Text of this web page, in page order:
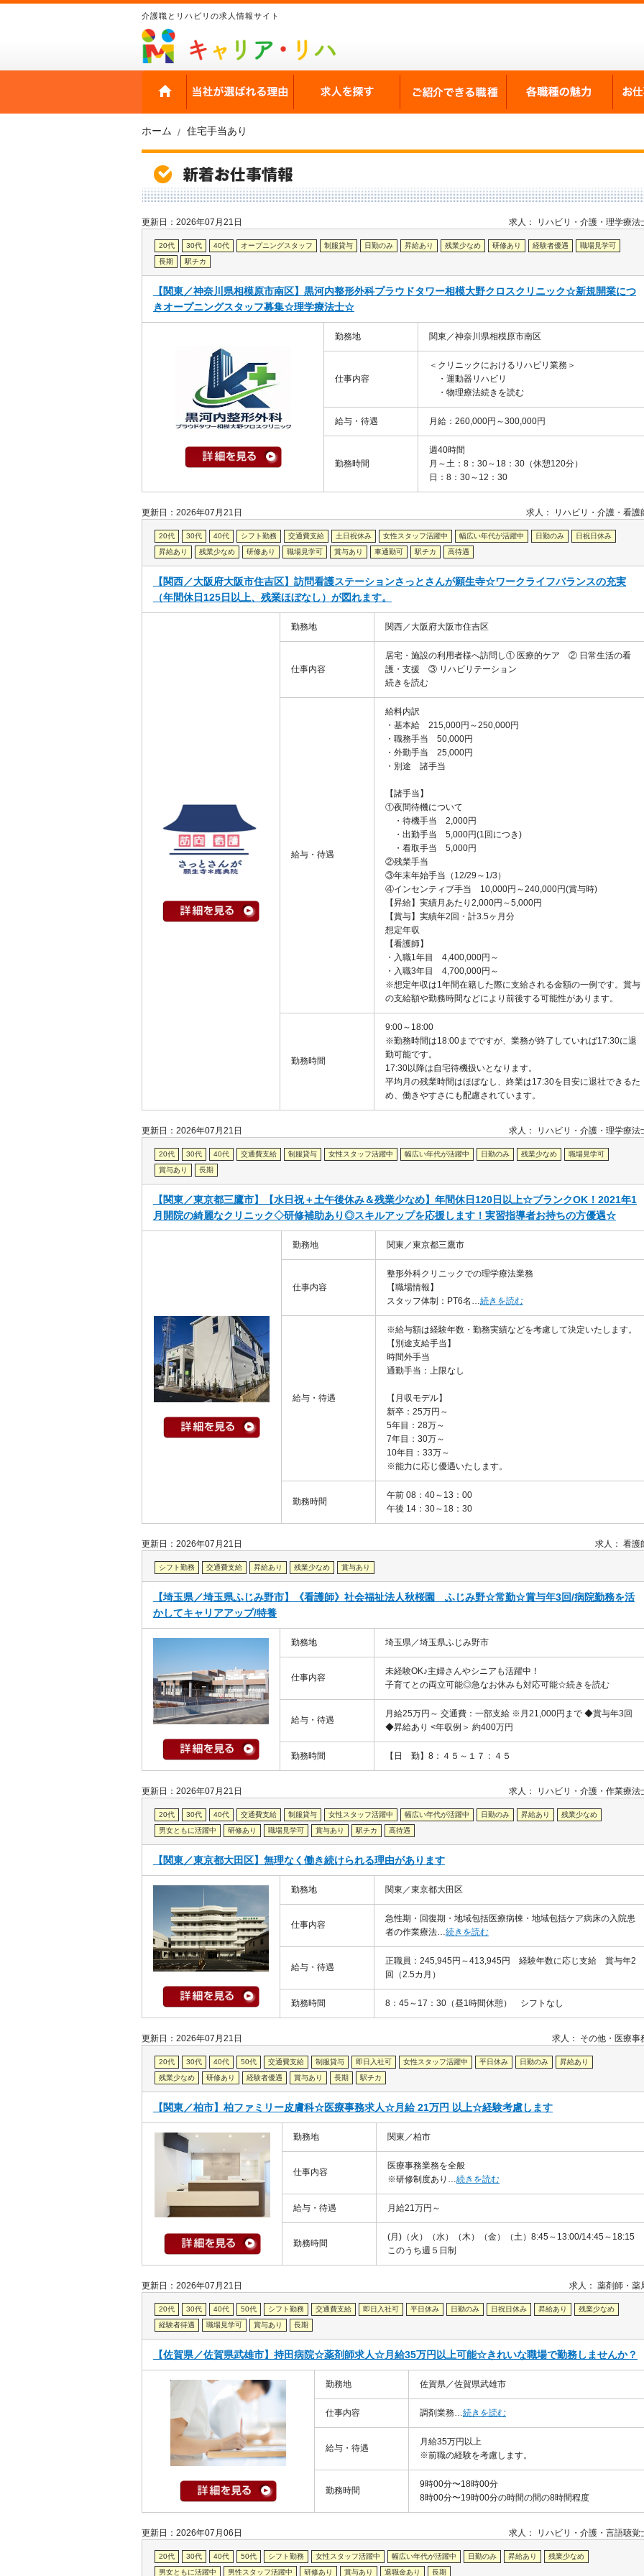
介護職とリハビリの求人情報サイト
当社が選ばれる理由 求人を探す ご紹介できる職種 各職
ホーム 住宅手当あり
更新日：2026年07月21日 求人： リハビリ・介護 理学療法
20代 30代 40代 オープニングスタッフ 制服貸与 日勤のみ 昇給あり 残業少なめ 研修あり 経験者優遇
職場見学可
長期
駅チカ
【関東／神奈川県相模原市南区】黒河内整形外科プラウドタワー相模大野クロスクリニック☆新規開業につ
きオープニングスタッフ募集☆理学療法士☆
勤務地 関東／神奈川県相模原市南区
仕事内容
＜クリニックにおけるリハビリ業務＞
・運動器リハビリ
・物理療法続きを読む
給与・待遇 月給：260,000円～300,000円
勤務時間
週40時間
月～土：8：30～18：30（休憩120分）
日：8：30～12：30
更新日：2026年07月21日 求人： リハビリ・介護 看護
20代 30代 40代 シフト勤務 交通費支給 土日祝休み 女性スタッフ活躍中 幅広い年代が活躍中 日勤のみ
日祝日休み
昇給あり
残業少なめ 研修あり 職場見学可 賞与あり 車通勤可 駅チカ 高待遇
【関西／大阪府大阪市住吉区】訪問看護ステーションさっとさんが願生寺☆ワークライフバランスの充実
（年間休日125日以上、残業ほぼなし）が図れます。
勤務地 関西／大阪府大阪市住吉区
仕事内容
居宅・施設の利用者様へ訪問し① 医療的ケア ② 日常生活の看
護・支援 ③ リハビリテーション
続きを読む
給与・待遇
給料内訳
・基本給 215,000円～250,000円
・職務手当 50,000円
・外勤手当 25,000円
・別途 諸手当
【諸手当】
①夜間待機について
・待機手当 2,000円
・出勤手当 5,000円(1回につき)
・看取手当 5,000円
②残業手当
③年末年始手当（12/29～1/3）
④インセンティブ手当 10,000円～240,000円(賞与時)
【昇給】実績月あたり2,000円～5,000円
【賞与】実績年2回・計3.5ヶ月分
想定年収
【看護師】
・入職1年目 4,400,000円～
・入職3年目 4,700,000円～
※想定年収は1年間在籍した際に支給される金額の一例です。賞与
の支給額や勤務時間などにより前後する可能性があります。
勤務時間
9:00～18:00
※勤務時間は18:00までですが、業務が終了していれば17:30に退
勤可能です。
17:30以降は自宅待機扱いとなります。
平均月の残業時間はほぼなし、終業は17:30を目安に退社できるた
め、働きやすさにも配慮されています。
更新日：2026年07月21日 求人： リハビリ・介護 理学療法
20代 30代 40代 交通費支給 制服貸与 女性スタッフ活躍中 幅広い年代が活躍中 日勤のみ 残業少なめ
職場見学可
賞与あり
長期
【関東／東京都三鷹市】【水日祝＋土午後休み＆残業少なめ】年間休日120日以上☆ブランクOK！2021年1
月開院の綺麗なクリニック◇研修補助あり◎スキルアップを応援します！実習指導者お持ちの方優遇☆
勤務地 関東／東京都三鷹市
仕事内容
整形外科クリニックでの理学療法業務
【職場情報】
スタッフ体制：PT6名…続きを読む
給与・待遇
※給与額は経験年数・勤務実績などを考慮して決定いたします。
【別途支給手当】
時間外手当
通勤手当：上限なし
【月収モデル】
新卒：25万円～
5年目：28万～
7年目：30万～
10年目：33万～
※能力に応じ優遇いたします。
勤務時間
午前 08：40～13：00
午後 14：30～18：30
更新日：2026年07月21日 求人： 看護
シフト勤務 交通費支給 昇給あり 残業少なめ 賞与あり
【埼玉県／埼玉県ふじみ野市】《看護師》社会福祉法人秋桜園 ふじみ野☆常勤☆賞与年3回/病院勤務を活
かしてキャリアアップ/特養
勤務地 埼玉県／埼玉県ふじみ野市
仕事内容
未経験OK♪主婦さんやシニアも活躍中！
子育てとの両立可能◎急なお休みも対応可能☆続きを読む
給与・待遇
月給25万円～ 交通費：一部支給 ※月21,000円まで ◆賞与年3回
◆昇給あり <年収例＞ 約400万円
勤務時間 【日 勤】8：４５～１７：４５
更新日：2026年07月21日 求人： リハビリ・介護 作業療法
20代 30代 40代 交通費支給 制服貸与 女性スタッフ活躍中 幅広い年代が活躍中 日勤のみ 昇給あり
残業少なめ
男女ともに活躍中
研修あり 職場見学可 賞与あり 駅チカ 高待遇
【関東／東京都大田区】無理なく働き続けられる理由があります
勤務地 関東／東京都大田区
仕事内容
急性期・回復期・地域包括医療病棟・地域包括ケア病床の入院患
者の作業療法…続きを読む
給与・待遇
正職員：245,945円～413,945円 経験年数に応じ支給 賞与年2
回（2.5カ月）
勤務時間 8：45～17：30（昼1時間休憩） シフトなし
更新日：2026年07月21日 求人： その他 医療事
20代 30代 40代 50代 交通費支給 制服貸与 即日入社可 女性スタッフ活躍中 平日休み 日勤のみ
昇給あり
残業少なめ
研修あり 経験者優遇 賞与あり 長期 駅チカ
【関東／柏市】柏ファミリー皮膚科☆医療事務求人☆月給 21万円 以上☆経験考慮します
勤務地 関東／柏市
仕事内容
医療事務業務を全般
※研修制度あり…続きを読む
給与・待遇 月給21万円～
勤務時間
(月)（火）（水）（木）（金）（土）8:45～13:00/14:45～18:15
このうち週５日制
更新日：2026年07月21日 求人： 薬剤師 薬
20代 30代 40代 50代 シフト勤務 交通費支給 即日入社可 平日休み 日勤のみ 日祝日休み 昇給あり
残業少なめ
経験者待遇
職場見学可 賞与あり 長期
【佐賀県／佐賀県武雄市】持田病院☆薬剤師求人☆月給35万円以上可能☆きれいな職場で勤務しませんか？
勤務地 佐賀県／佐賀県武雄市
仕事内容 調剤業務…続きを読む
給与・待遇
月給35万円以上
※前職の経験を考慮します。
勤務時間
9時00分〜18時00分
8時00分〜19時00分の時間の間の8時間程度
更新日：2026年07月06日 求人： リハビリ・介護 言語聴覚
20代 30代 40代 50代 シフト勤務 女性スタッフ活躍中 幅広い年代が活躍中 日勤のみ 昇給あり
残業少なめ
男女ともに活躍中
男性スタッフ活躍中 研修あり 賞与あり 退職金あり 長期